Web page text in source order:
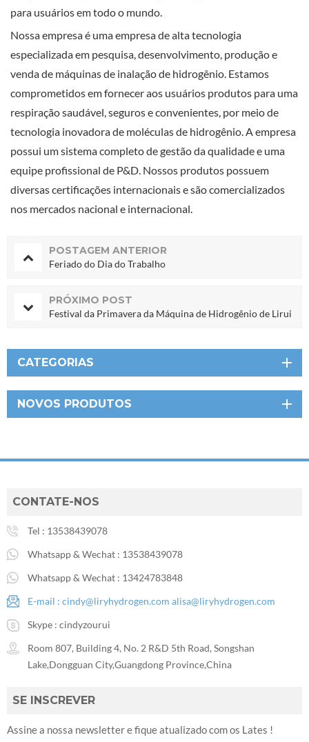
para usuários em todo o mundo.
Nossa empresa é uma empresa de alta tecnologia
especializada em pesquisa, desenvolvimento, produção e
venda de máquinas de inalação de hidrogênio. Estamos
comprometidos em fornecer aos usuários produtos para uma
respiração saudável, seguros e convenientes, por meio de
tecnologia inovadora de moléculas de hidrogênio. A empresa
possui um sistema completo de gestão da qualidade e uma
equipe profissional de P&D. Nossos produtos possuem
diversas certificações internacionais e são comercializados
nos mercados nacional e internacional.
POSTAGEM ANTERIOR
Feriado do Dia do Trabalho
PRÓXIMO POST
Festival da Primavera da Máquina de Hidrogênio de Lirui
CATEGORIAS
NOVOS PRODUTOS
CONTATE-NOS
Tel : 13538439078
Whatsapp & Wechat : 13538439078
Whatsapp & Wechat : 13424783848
E-mail : cindy@liryhydrogen.com alisa@liryhydrogen.com
Skype : cindyzourui
Room 807, Building 4, No. 2 R&D 5th Road, Songshan
Lake,Dongguan City,Guangdong Province,China
SE INSCREVER
Assine a nossa newsletter e fique atualizado com os Lates !